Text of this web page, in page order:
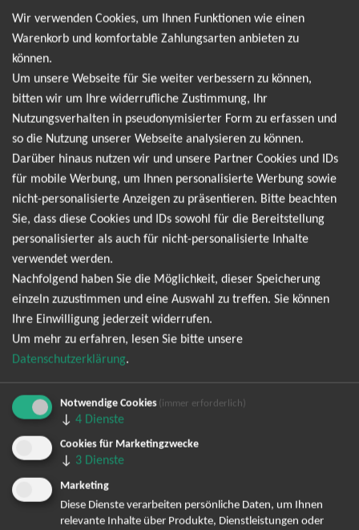
Leider gibt es aktuell von Hans Zimmer keine
Termine. Wir informieren dich jedoch gerne
direkt, sobald es neue Termine gibt. Einfach hier
für den Hans Zimmer Newsletter anmelden und
keine Angebote und Tourdaten mehr verpassen!
Ich möchte den regelmäßig erscheinenden Newsletter
abonnieren und bin daher mit einer Speicherung meiner E-
Mail-Adresse zum Zweck der Zustellung des Newsletters
entsprechend der
Newsletter kann ich jederzeit wieder abbestellen.
Bereits angemeldet? Hier können Sie sich abmelden ...
TOP-Events
Wir verwenden Cookies, um Ihnen Funktionen wie einen
Warenkorb und komfortable Zahlungsarten anbieten zu
können.
Um unsere Webseite für Sie weiter verbessern zu können,
bitten wir um Ihre widerrufliche Zustimmung, Ihr
Nutzungsverhalten in pseudonymisierter Form zu erfassen und
so die Nutzung unserer Webseite analysieren zu können.
Darüber hinaus nutzen wir und unsere Partner Cookies und IDs
für mobile Werbung, um Ihnen personalisierte Werbung sowie
nicht-personalisierte Anzeigen zu präsentieren. Bitte beachten
Sie, dass diese Cookies und IDs sowohl für die Bereitstellung
personalisierter als auch für nicht-personalisierte Inhalte
verwendet werden.
Nachfolgend haben Sie die Möglichkeit, dieser Speicherung
einzeln zuzustimmen und eine Auswahl zu treffen. Sie können
Ihre Einwilligung jederzeit widerrufen.
Um mehr zu erfahren, lesen Sie bitte unsere
Datenschutzerklärung.
Notwendige Cookies (immer erforderlich)
↓ 4 Dienste
Cookies für Marketingzwecke
↓ 3 Dienste
Marketing
Diese Dienste verarbeiten persönliche Daten, um Ihnen
relevante Inhalte über Produkte, Dienstleistungen oder